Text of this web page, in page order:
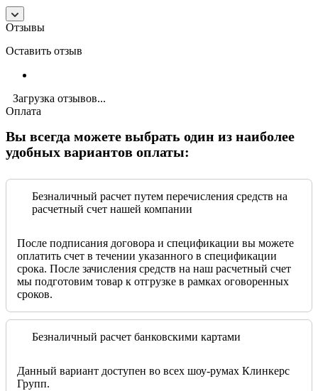
Отзывы
Оставить отзыв
Загрузка отзывов...
Оплата
Вы всегда можете выбрать один из наиболее
удобных вариантов оплаты:
Безналичный расчет путем перечисления средств на
расчетный счет нашей компании
После подписания договора и спецификации вы можете
оплатить счет в течении указанного в спецификации
срока. После зачисления средств на наш расчетный счет
мы подготовим товар к отгрузке в рамках оговоренных
сроков.
Безналичный расчет банковскими картами
Данный вариант доступен во всех шоу-румах Клинкерс
Групп.